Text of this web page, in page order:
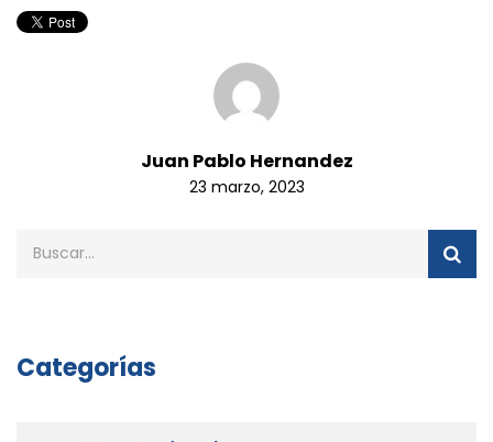
Juan Pablo Hernandez
23 marzo, 2023
Categorías